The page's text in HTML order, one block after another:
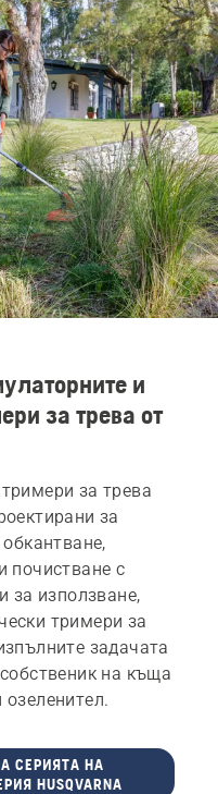
дилър
и
за трева от
за трева
за
почистване с
за използване,
тримери за
задачата
на къща
СЕРИЯТА НА
HUSQVARNA